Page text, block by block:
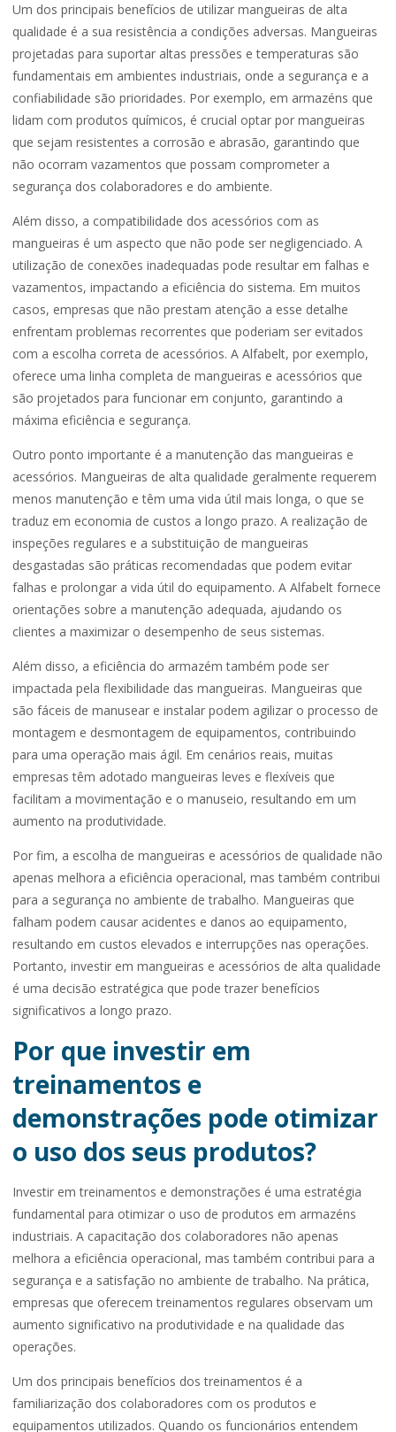
Um dos principais benefícios de utilizar mangueiras de alta
qualidade é a sua resistência a condições adversas. Mangueiras
projetadas para suportar altas pressões e temperaturas são
fundamentais em ambientes industriais, onde a segurança e a
confiabilidade são prioridades. Por exemplo, em armazéns que
lidam com produtos químicos, é crucial optar por mangueiras
que sejam resistentes a corrosão e abrasão, garantindo que
não ocorram vazamentos que possam comprometer a
segurança dos colaboradores e do ambiente.
Além disso, a compatibilidade dos acessórios com as
mangueiras é um aspecto que não pode ser negligenciado. A
utilização de conexões inadequadas pode resultar em falhas e
vazamentos, impactando a eficiência do sistema. Em muitos
casos, empresas que não prestam atenção a esse detalhe
enfrentam problemas recorrentes que poderiam ser evitados
com a escolha correta de acessórios. A Alfabelt, por exemplo,
oferece uma linha completa de mangueiras e acessórios que
são projetados para funcionar em conjunto, garantindo a
máxima eficiência e segurança.
Outro ponto importante é a manutenção das mangueiras e
acessórios. Mangueiras de alta qualidade geralmente requerem
menos manutenção e têm uma vida útil mais longa, o que se
traduz em economia de custos a longo prazo. A realização de
inspeções regulares e a substituição de mangueiras
desgastadas são práticas recomendadas que podem evitar
falhas e prolongar a vida útil do equipamento. A Alfabelt fornece
orientações sobre a manutenção adequada, ajudando os
clientes a maximizar o desempenho de seus sistemas.
Além disso, a eficiência do armazém também pode ser
impactada pela flexibilidade das mangueiras. Mangueiras que
são fáceis de manusear e instalar podem agilizar o processo de
montagem e desmontagem de equipamentos, contribuindo
para uma operação mais ágil. Em cenários reais, muitas
empresas têm adotado mangueiras leves e flexíveis que
facilitam a movimentação e o manuseio, resultando em um
aumento na produtividade.
Por fim, a escolha de mangueiras e acessórios de qualidade não
apenas melhora a eficiência operacional, mas também contribui
para a segurança no ambiente de trabalho. Mangueiras que
falham podem causar acidentes e danos ao equipamento,
resultando em custos elevados e interrupções nas operações.
Portanto, investir em mangueiras e acessórios de alta qualidade
é uma decisão estratégica que pode trazer benefícios
significativos a longo prazo.
Por que investir em
treinamentos e
demonstrações pode otimizar
o uso dos seus produtos?
Investir em treinamentos e demonstrações é uma estratégia
fundamental para otimizar o uso de produtos em armazéns
industriais. A capacitação dos colaboradores não apenas
melhora a eficiência operacional, mas também contribui para a
segurança e a satisfação no ambiente de trabalho. Na prática,
empresas que oferecem treinamentos regulares observam um
aumento significativo na produtividade e na qualidade das
operações.
Um dos principais benefícios dos treinamentos é a
familiarização dos colaboradores com os produtos e
equipamentos utilizados. Quando os funcionários entendem